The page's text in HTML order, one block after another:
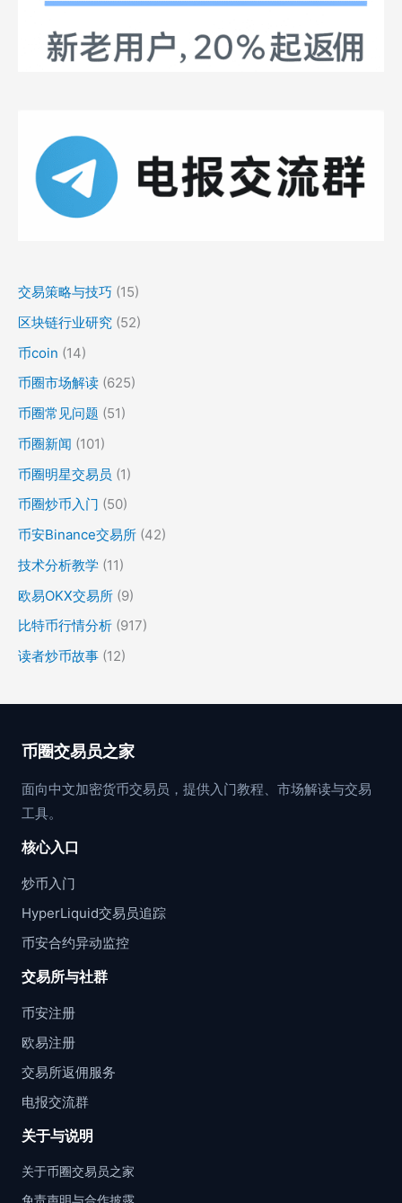
交易策略与技巧 (15)
区块链行业研究 (52)
币coin (14)
币圈市场解读 (625)
币圈常见问题 (51)
币圈新闻 (101)
币圈明星交易员 (1)
币圈炒币入门 (50)
币安Binance交易所 (42)
技术分析教学 (11)
欧易OKX交易所 (9)
比特币行情分析 (917)
读者炒币故事 (12)
币圈交易员之家
面向中文加密货币交易员，提供入门教程、市场解读与交易
工具。
核心入口
炒币入门
HyperLiquid交易员追踪
币安合约异动监控
交易所与社群
币安注册
欧易注册
交易所返佣服务
电报交流群
关于与说明
关于币圈交易员之家
免责声明与合作披露